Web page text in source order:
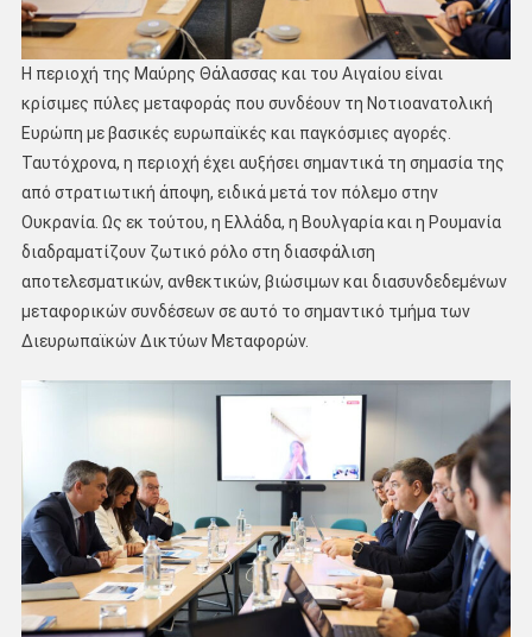
Η περιοχή της Μαύρης Θάλασσας και του Αιγαίου είναι
κρίσιμες πύλες μεταφοράς που συνδέουν τη Νοτιοανατολική
Ευρώπη με βασικές ευρωπαϊκές και παγκόσμιες αγορές.
Ταυτόχρονα, η περιοχή έχει αυξήσει σημαντικά τη σημασία της
από στρατιωτική άποψη, ειδικά μετά τον πόλεμο στην
Ουκρανία. Ως εκ τούτου, η Ελλάδα, η Βουλγαρία και η Ρουμανία
διαδραματίζουν ζωτικό ρόλο στη διασφάλιση
αποτελεσματικών, ανθεκτικών, βιώσιμων και διασυνδεδεμένων
μεταφορικών συνδέσεων σε αυτό το σημαντικό τμήμα των
Διευρωπαϊκών Δικτύων Μεταφορών.